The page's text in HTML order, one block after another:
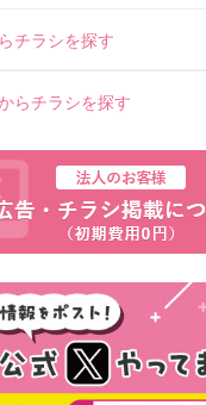
チラシを探す
らチラシを探す